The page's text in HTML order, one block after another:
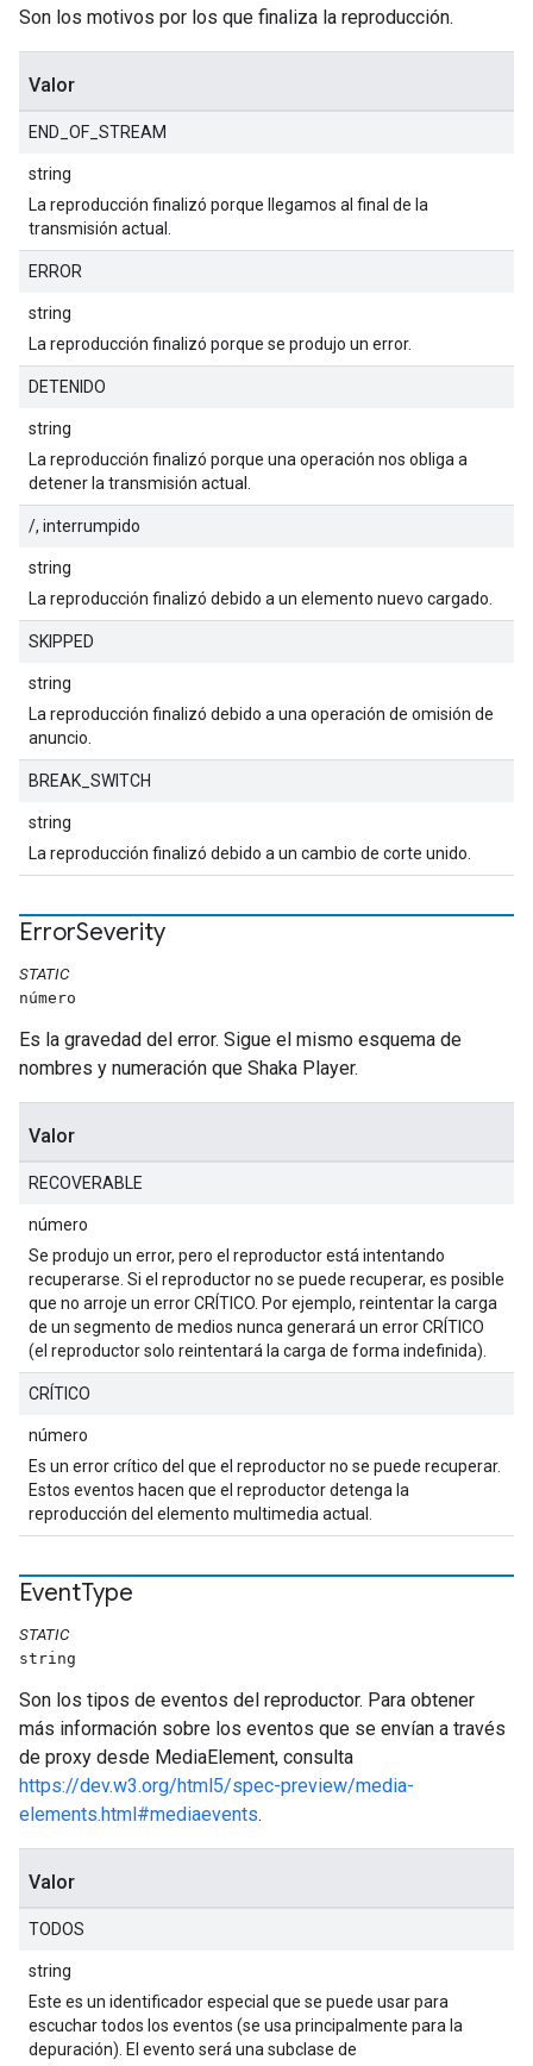
Son los motivos por los que finaliza la reproducción.
Valor
END_OF_STREAM
string
La reproducción finalizó porque llegamos al final de la
transmisión actual.
ERROR
string
La reproducción finalizó porque se produjo un error.
DETENIDO
string
La reproducción finalizó porque una operación nos obliga a
detener la transmisión actual.
/, interrumpido
string
La reproducción finalizó debido a un elemento nuevo cargado.
SKIPPED
string
La reproducción finalizó debido a una operación de omisión de
anuncio.
BREAK_SWITCH
string
La reproducción finalizó debido a un cambio de corte unido.
ErrorSeverity
STATIC
número
Es la gravedad del error. Sigue el mismo esquema de
nombres y numeración que Shaka Player.
Valor
RECOVERABLE
número
Se produjo un error, pero el reproductor está intentando
recuperarse. Si el reproductor no se puede recuperar, es posible
que no arroje un error CRÍTICO. Por ejemplo, reintentar la carga
de un segmento de medios nunca generará un error CRÍTICO
(el reproductor solo reintentará la carga de forma indefinida).
CRÍTICO
número
Es un error crítico del que el reproductor no se puede recuperar.
Estos eventos hacen que el reproductor detenga la
reproducción del elemento multimedia actual.
EventType
STATIC
string
Son los tipos de eventos del reproductor. Para obtener
más información sobre los eventos que se envían a través
de proxy desde MediaElement, consulta
https://dev.w3.org/html5/spec-preview/media-
elements.html#mediaevents.
Valor
TODOS
string
Este es un identificador especial que se puede usar para
escuchar todos los eventos (se usa principalmente para la
depuración). El evento será una subclase de